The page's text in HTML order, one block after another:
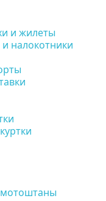
и жилеты
налокотники